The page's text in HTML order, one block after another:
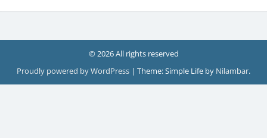
© 2026 All rights reserved
Proudly powered by WordPress | Theme: Simple Life by Nilambar.